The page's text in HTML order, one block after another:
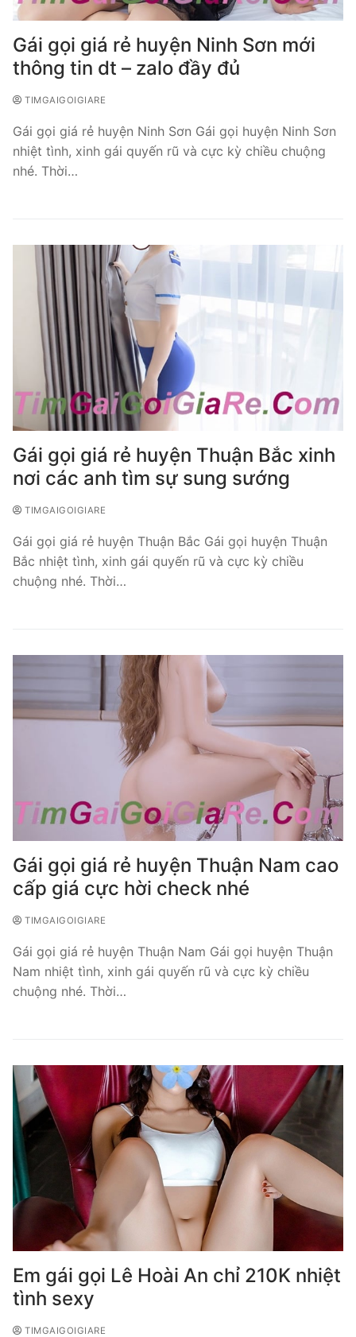
Gái gọi giá rẻ huyện Ninh Sơn mới
thông tin dt – zalo đầy đủ
TIMGAIGOIGIARE
Gái gọi giá rẻ huyện Ninh Sơn Gái gọi huyện Ninh Sơn
nhiệt tình, xinh gái quyến rũ và cực kỳ chiều chuộng
nhé. Thời…
Gái gọi giá rẻ huyện Thuận Bắc xinh
nơi các anh tìm sự sung sướng
TIMGAIGOIGIARE
Gái gọi giá rẻ huyện Thuận Bắc Gái gọi huyện Thuận
Bắc nhiệt tình, xinh gái quyến rũ và cực kỳ chiều
chuộng nhé. Thời…
Gái gọi giá rẻ huyện Thuận Nam cao
cấp giá cực hời check nhé
TIMGAIGOIGIARE
Gái gọi giá rẻ huyện Thuận Nam Gái gọi huyện Thuận
Nam nhiệt tình, xinh gái quyến rũ và cực kỳ chiều
chuộng nhé. Thời…
Em gái gọi Lê Hoài An chỉ 210K nhiệt
tình sexy
TIMGAIGOIGIARE